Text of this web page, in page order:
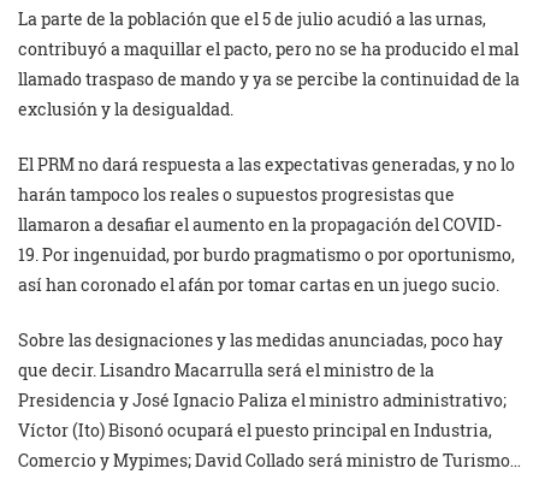
La parte de la población que el 5 de julio acudió a las urnas,
contribuyó a maquillar el pacto, pero no se ha producido el mal
llamado traspaso de mando y ya se percibe la continuidad de la
exclusión y la desigualdad.
El PRM no dará respuesta a las expectativas generadas, y no lo
harán tampoco los reales o supuestos progresistas que
llamaron a desafiar el aumento en la propagación del COVID-
19. Por ingenuidad, por burdo pragmatismo o por oportunismo,
así han coronado el afán por tomar cartas en un juego sucio.
Sobre las designaciones y las medidas anunciadas, poco hay
que decir. Lisandro Macarrulla será el ministro de la
Presidencia y José Ignacio Paliza el ministro administrativo;
Víctor (Ito) Bisonó ocupará el puesto principal en Industria,
Comercio y Mypimes; David Collado será ministro de Turismo…